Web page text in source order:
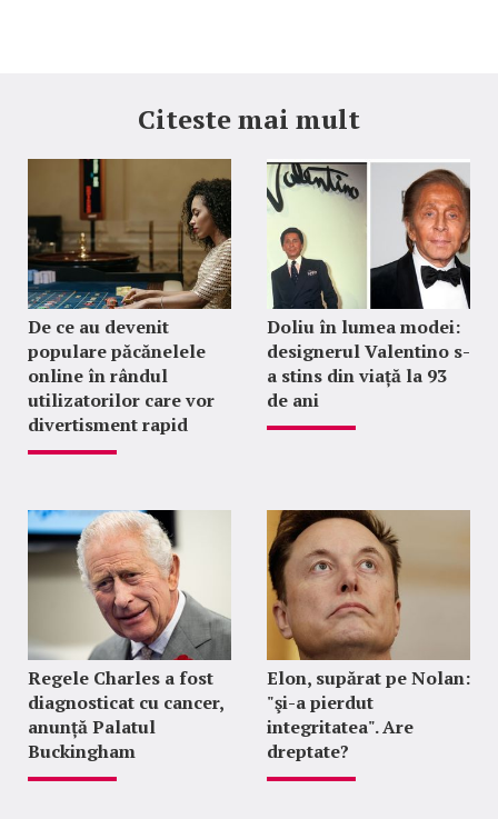
Citeste mai mult
De ce au devenit
populare păcănelele
online în rândul
utilizatorilor care vor
divertisment rapid
Doliu în lumea modei:
designerul Valentino s-
a stins din viață la 93
de ani
Regele Charles a fost
diagnosticat cu cancer,
anunță Palatul
Buckingham
Elon, supărat pe Nolan:
"şi-a pierdut
integritatea". Are
dreptate?